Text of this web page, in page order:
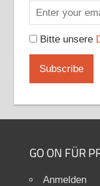
Bitte unsere
GO ON FÜR
Anmelden